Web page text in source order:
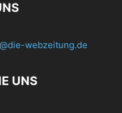
webzeitung.de
UNS